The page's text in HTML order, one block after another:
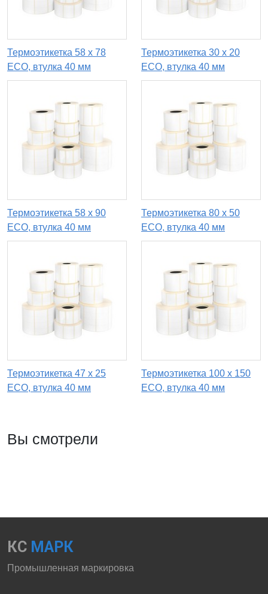
Термоэтикетка 58 х 78
ECO, втулка 40 мм
Термоэтикетка 30 х 20
ECO, втулка 40 мм
Термоэтикетка 58 х 90
ECO, втулка 40 мм
Термоэтикетка 80 х 50
ECO, втулка 40 мм
Термоэтикетка 47 х 25
ECO, втулка 40 мм
Термоэтикетка 100 х 150
ECO, втулка 40 мм
Вы смотрели
КС МАРК
Промышленная маркировка